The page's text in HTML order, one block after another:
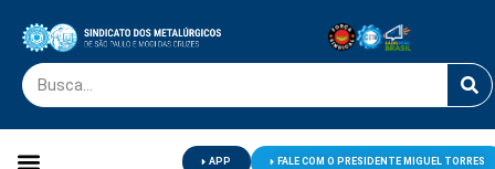
APP FALE COM O PRESIDENTE MIGUEL TORRES